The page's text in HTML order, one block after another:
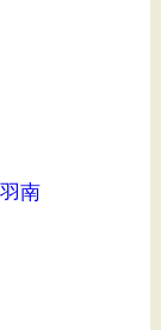
南